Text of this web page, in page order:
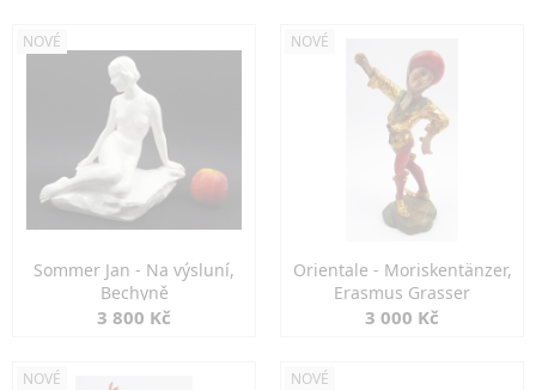
NOVÉ
Sommer Jan - Na výsluní,
Bechyně
3 800 Kč
NOVÉ
Orientale - Moriskentänzer,
Erasmus Grasser
3 000 Kč
NOVÉ NOVÉ